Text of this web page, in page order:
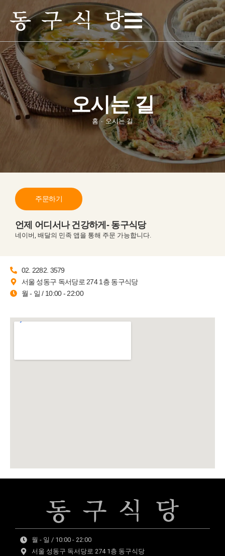
오시는 길
홈 ∙ 오시는 길
주문하기
언제 어디서나 건강하게- 동구식당
네이버, 배달의 민족 앱을 통해 주문 가능합니다.
02. 2282. 3579
서울 성동구 독서당로 274 1층 동구식당
월 - 일 / 10:00 - 22:00
월 - 일 / 10:00 - 22:00
서울 성동구 독서당로 274 1층 동구식당